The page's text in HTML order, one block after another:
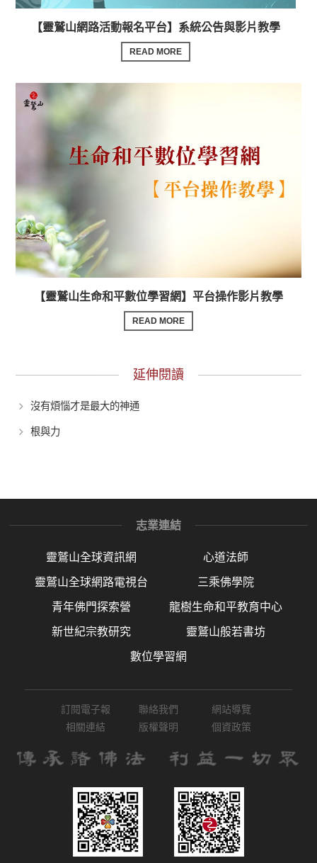
【靈鷲山網路活動報名平台】系統公告與影片教學
READ MORE
【靈鷲山生命和平數位學習網】平台操作影片教學
READ MORE
延伸閱讀
沒有煩惱才是最大的神通
根與力
志業連結
靈鷲山全球資訊網 心道法師
靈鷲山全球網路電視台 三乘佛學院
青年佛門探索營 龍樹生命和平教育中心
新世紀宗教研究 靈鷲山般若書坊
數位學習網
訂閱電子報 聯絡我們
網站導覽
相關連結
版權聲明 個資政策